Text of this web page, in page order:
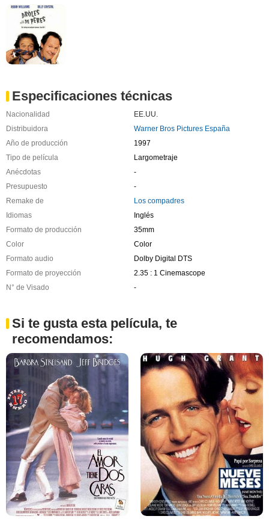
Especificaciones técnicas
Nacionalidad
EE.UU.
Distribuidora
Warner Bros Pictures España
Año de producción
1997
Tipo de película
Largometraje
Anécdotas
-
Presupuesto
-
Remake de
Los compadres
Idiomas
Inglés
Formato de producción
35mm
Color
Color
Formato audio
Dolby Digital DTS
Formato de proyección
2.35 : 1 Cinemascope
N° de Visado
-
Si te gusta esta película, te
recomendamos: